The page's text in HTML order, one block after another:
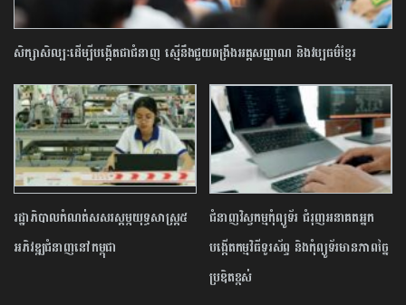
សិក្សាសិល្បៈដើម្បីបង្កើតជាជំនាញ ស្មើនឹងជួយពង្រឹងអត្តសញ្ញាណ និងវប្បធម៌ខ្មែរ
រដ្ឋាភិបាលកំណត់សសរស្ដម្ភយុទ្ធសាស្ត្រ៥
អភិវឌ្ឍជំនាញនៅកម្ពុជា
ជំនាញ​វិស្វកម្ម​កុំព្យូទ័រ ជំរុញ​អនាគត​អ្នក
បង្កើត​កម្មវិធី​ទូរស័ព្ទ និង​កុំព្យូទ័រ​មាន​ភាព​ច្នៃ
ប្រឌិត​ខ្ពស់